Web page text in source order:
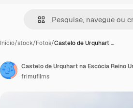
Início/stock/Fotos/Castelo de Urquhart …
Castelo de Urquhart na Escócia Reino
frimufilms